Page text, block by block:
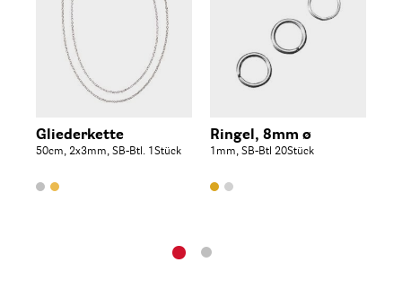
Gliederkette
50cm, 2x3mm, SB-Btl. 1Stück
Ringel, 8mm ø
1mm, SB-Btl 20Stück